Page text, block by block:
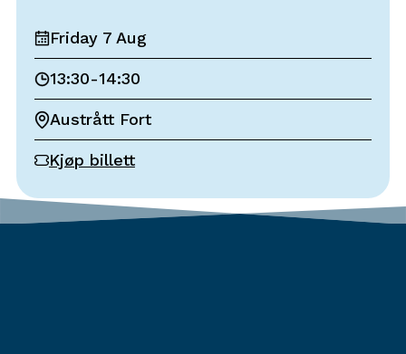
Friday 7 Aug
13:30-14:30
Austrått Fort
Kjøp billett